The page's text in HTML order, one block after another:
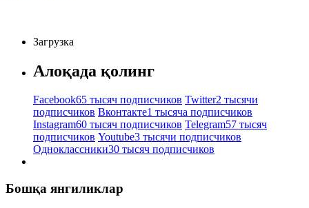
Загрузка
Алоқада қолинг
Facebook65 тысяч подписчиков Twitter2 тысячи
подписчиков Вконтакте1 тысяча подписчиков
Instagram60 тысяч подписчиков Telegram57 тысяч
подписчиков Youtube3 тысячи подписчиков
Одноклассники30 тысяч подписчиков
Бошқа янгиликлар